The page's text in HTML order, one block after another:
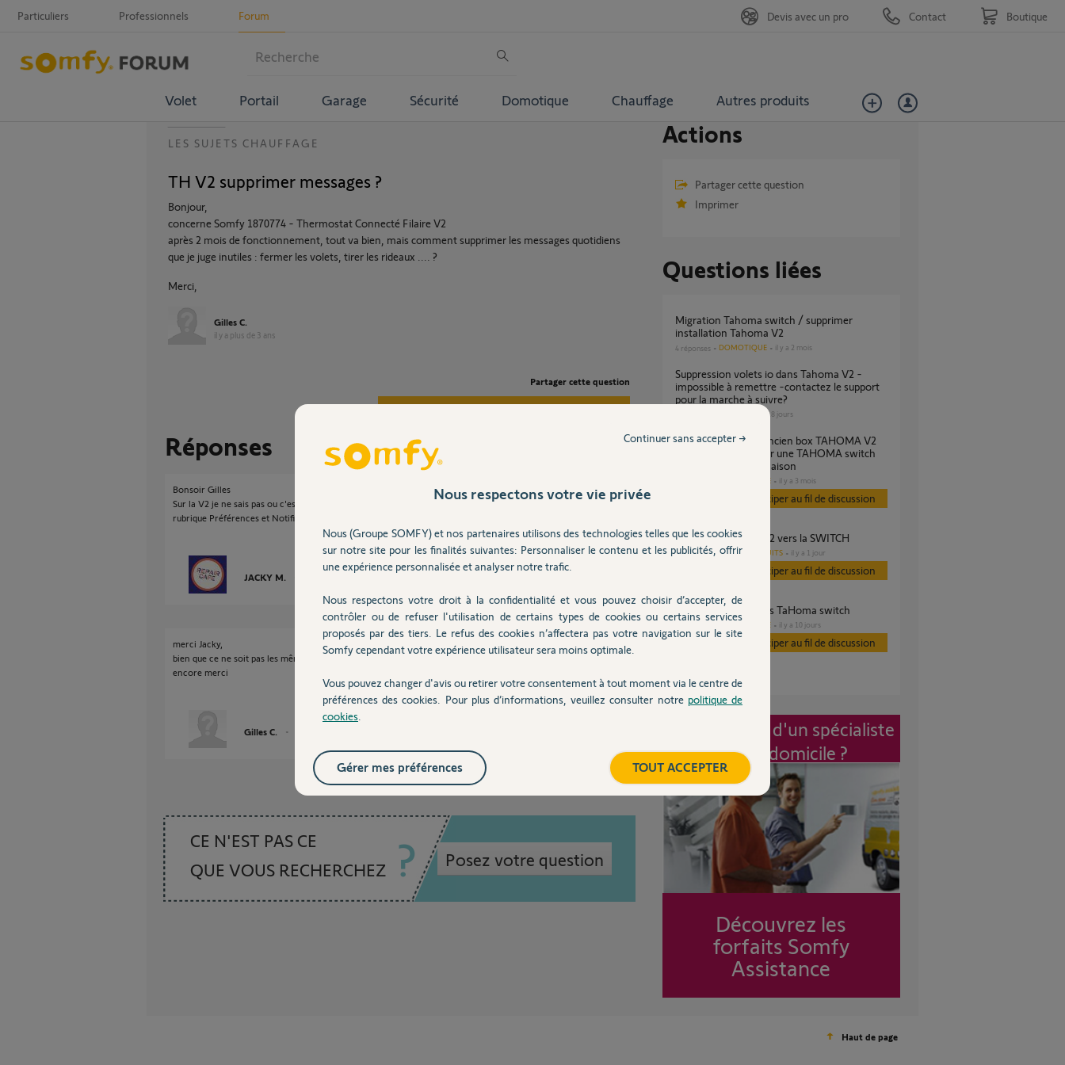
Particuliers Professionnels Forum
Volet Portail Garage Sécurité Domotique Chauffage Autres produits
Devis avec un pro Contact Boutique
LES SUJETS CHAUFFAGE
TH V2 supprimer messages ?
Bonjour,
concerne Somfy 1870774 - Thermostat Connecté Filaire V2
après 2 mois de fonctionnement, tout va bien, mais comment supprimer les messages quotidiens
que je juge inutiles : fermer les volets, tirer les rideaux .... ?
Merci,
Gilles C.
il y a plus de 3 ans
Partager cette question
Participer au fil de discussion
Réponses
Bonsoir Gilles
Sur la V2 je ne sais pas ou c'est caché, mais si ça peut vous aider sur la Switch c'est dans la
rubrique Préférences et Notification, et il faut désactiver Conseils & Astuces.
JACKY M.
merci Jacky,
bien que ce ne soit pas les mêmes termes, j'ai pu désactivé ces "conseils" !
encore merci
Gilles C.
CE N'EST PAS CE
QUE VOUS RECHERCHEZ
Posez votre question
Actions
Partager cette question
Imprimer
Questions liées
Migration Tahoma switch / supprimer
installation Tahoma V2
4 réponses DOMOTIQUE il y a 2 mois
suppression volets io dans Tahoma V2 -
impossible à remettre -contactez le support
pour la marche à suivre?
il y a 18 jours
Suppression d'une ancien box TAHOMA V2
pour pouvoir installer une TAHOMA switch
dans une nouvelle maison
DOMOTIQUE il y a 3 mois
Participer au fil de discussion
Transfert Tahoma V2 vers la SWITCH
1réponse AUTRES PRODUITS il y a 1 jour
Participer au fil de discussion
Transfert box v2 vers TaHoma switch
DOMOTIQUE il y a 10 jours
Participer au fil de discussion
Intervention d'un spécialiste
à mon domicile ?
Découvrez les
forfaits Somfy
Assistance
Haut de page
Nous respectons votre vie privée
Nous (Groupe SOMFY) et nos partenaires utilisons des technologies telles que les cookies
sur notre site pour les finalités suivantes: Personnaliser le contenu et les publicités, offrir
une expérience personnalisée et analyser notre trafic.
Nous respectons votre droit à la confidentialité et vous pouvez choisir d’accepter, de
contrôler ou de refuser l'utilisation de certains types de cookies ou certains services
proposés par des tiers. Le refus des cookies n’affectera pas votre navigation sur le site
Somfy cependant votre expérience utilisateur sera moins optimale.
Vous pouvez changer d'avis ou retirer votre consentement à tout moment via le centre de
préférences des cookies. Pour plus d’informations, veuillez consulter notre politique de
cookies
Continuer sans accepter →
TOUT ACCEPTER
Gérer mes préférences